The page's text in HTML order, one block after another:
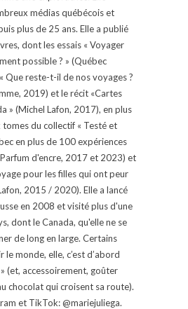
médias québécois et
plus de 25 ans. Elle a publié
dont les essais « Voyager
possible ? » (Québec
Que reste-t-il de nos voyages ?
2019) et le récit «Cartes
» (Michel Lafon, 2017), en plus
du collectif « Testé et
en plus de 100 expériences
d'encre, 2017 et 2023) et
pour les filles qui ont peur
2015 / 2020). Elle a lancé
en 2008 et visité plus d'une
dont le Canada, qu'elle ne se
de long en large. Certains
monde, elle, c’est d’abord
(et, accessoirement, goûter
chocolat qui croisent sa route).
et TikTok: @mariejuliega.